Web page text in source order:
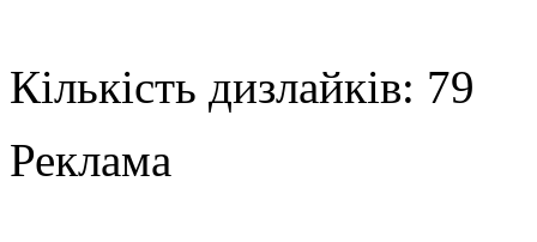
Кількість дизлайків: 79
Реклама